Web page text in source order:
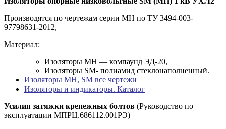
Производятся по чертежам серии МН по ТУ 3494-003-
97798631-2012,
Материал:
Изоляторы МН — компаунд ЭД-20,
Изоляторы SM- полиамид стеклонаполненный.
Изоляторы МН, SM все чертежи
Изоляторы и индикаторы. Каталог
Усилия затяжки крепежных болтов (Руководство по
эксплуатации МПРЦ.686112.001РЭ)